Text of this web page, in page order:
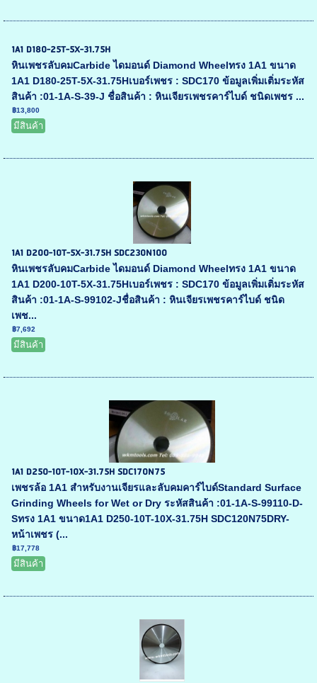
1A1 D180-25T-5X-31.75H
หินเพชรลับคมCarbide ไดมอนด์ Diamond Wheelทรง 1A1 ขนาด
1A1 D180-25T-5X-31.75Hเบอร์เพชร : SDC170 ข้อมูลเพิ่มเติ่มระหัส
สินค้า :01-1A-S-39-J ชื่อสินค้า : หินเจียรเพชรคาร์ไบด์ ชนิดเพชร ...
฿13,800
มีสินค้า
1A1 D200-10T-5X-31.75H SDC230N100
หินเพชรลับคมCarbide ไดมอนด์ Diamond Wheelทรง 1A1 ขนาด
1A1 D200-10T-5X-31.75Hเบอร์เพชร : SDC170 ข้อมูลเพิ่มเติ่มระหัส
สินค้า :01-1A-S-99102-Jชื่อสินค้า : หินเจียรเพชรคาร์ไบด์ ชนิด
เพช...
฿7,692
มีสินค้า
1A1 D250-10T-10X-31.75H SDC170N75
เพชรล้อ 1A1 สำหรับงานเจียรและลับคมคาร์ไบด์Standard Surface
Grinding Wheels for Wet or Dry ระหัสสินค้า :01-1A-S-99110-D-
Sทรง 1A1 ขนาด1A1 D250-10T-10X-31.75H SDC120N75DRY-
หน้าเพชร (...
฿17,778
มีสินค้า